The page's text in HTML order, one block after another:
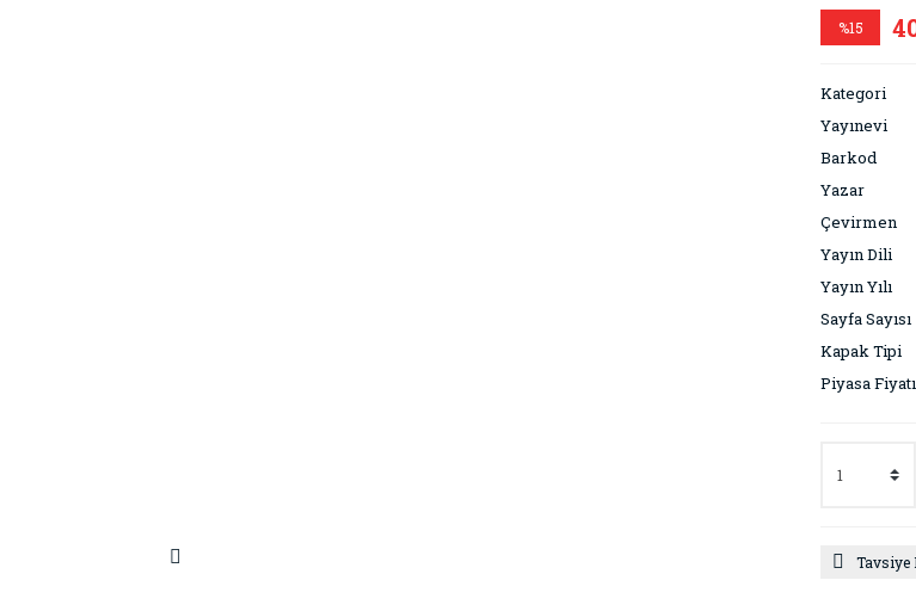
%15
Kategori
Yayınevi
Barkod
Yazar
Çevirmen
Yayın Dili
Yayın Yılı
Sayfa Sayısı
Kapak Tipi
Piyasa Fiyatı
Tavsiye